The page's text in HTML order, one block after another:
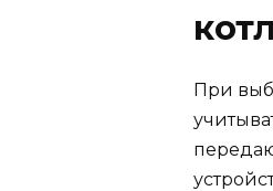
При